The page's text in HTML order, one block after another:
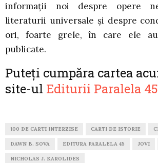
informaţii noi despre opere
literaturii universale şi despre
ori, foarte grele, în care ele
publicate.
Puteţi cumpăra cartea
site-ul Editurii Paralela 45
100 DE CARTI INTERZISE CARTI DE ISTORIE
DAWN B. SOVA EDITURA PARALELA 45 JOVI
NICHOLAS J. KAROLIDES